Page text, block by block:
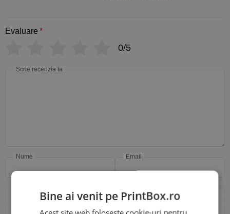
Evaluare *
0/5
Scrie recenzia ta
Nume Email
Bine ai venit pe PrintBox.ro